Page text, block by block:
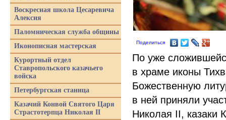
Поделиться
По уже
в храме иконы
Божественную
в ней приняли
Николая II, казаки
Воскресная школа Цесаревича
Алексия
Паломническая служба общины
Иконописная мастерская
Курортный отдел
Ставропольского казачьего
войска
Петербургская станица
Казачий Конвой Святого Царя
Страстотерпца Николая II